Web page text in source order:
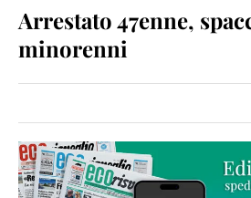
Arrestato 47enne,
minorenni